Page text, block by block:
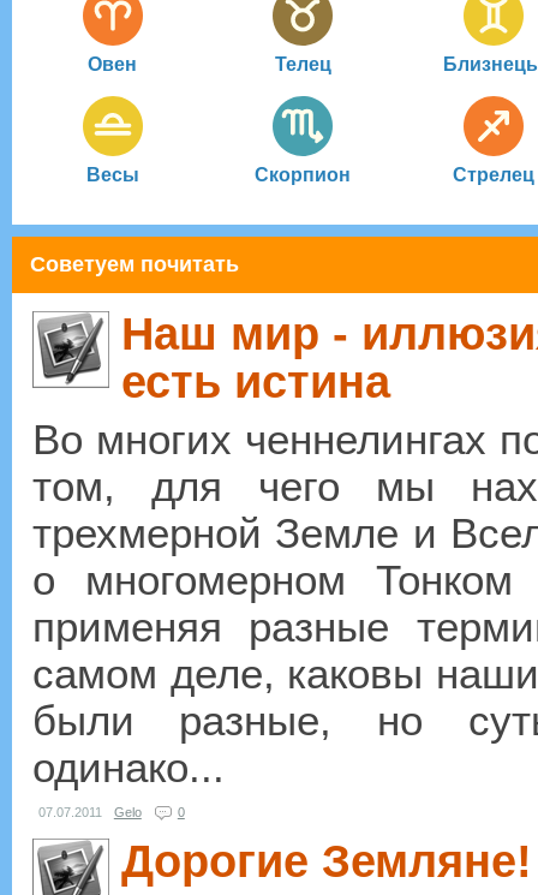
Овен Телец
Весы Скорпион Стрелец
Советуем почитать
Наш мир -
есть истина
Во многих ченнелингах
том, для чего мы
трехмерной Земле и
о многомерном
применяя разные
самом деле, каковы
были разные, но
одинако...
07.07.2011 Gelo 0
Дорогие Земляне!